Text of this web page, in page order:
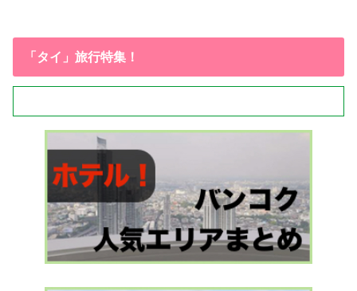
「タイ」旅行特集！